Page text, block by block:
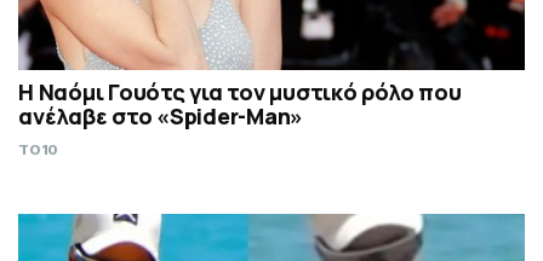
Η Ναόμι Γουότς για τον μυστικό ρόλο που
ανέλαβε στο «Spider-Man»
TO10